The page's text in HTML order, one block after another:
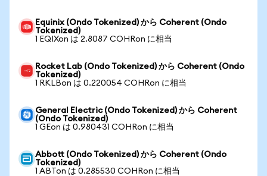
Equinix (Ondo Tokenized) から Coherent (Ondo
Tokenized)
1 EQIXon は 2.8087 COHRon に相当
Rocket Lab (Ondo Tokenized) から Coherent (Ondo
Tokenized)
1 RKLBon は 0.220054 COHRon に相当
General Electric (Ondo Tokenized) から Coherent
(Ondo Tokenized)
1 GEon は 0.980431 COHRon に相当
Abbott (Ondo Tokenized) から Coherent (Ondo
Tokenized)
1 ABTon は 0.285530 COHRon に相当